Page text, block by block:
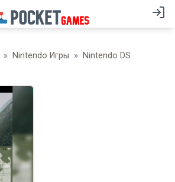
Nintendo Игры
Nintendo DS